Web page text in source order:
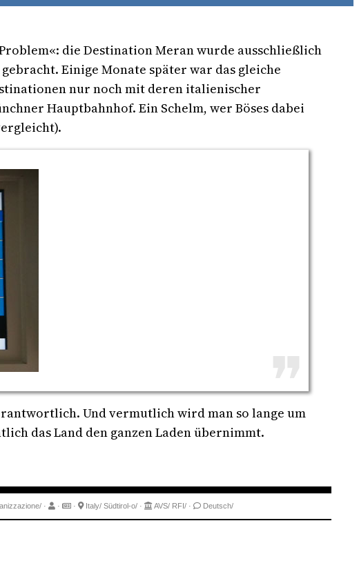
die Destination Meran wurde ausschließlich
Einige Monate später war das gleiche
nur noch mit deren italienischer
Hauptbahnhof. Ein Schelm, wer Böses dabei
Und vermutlich wird man so lange um
das Land den ganzen Laden übernimmt.
· · · Italy/ Südtirol-o/ · AVS/ RFI/ · Deutsch/